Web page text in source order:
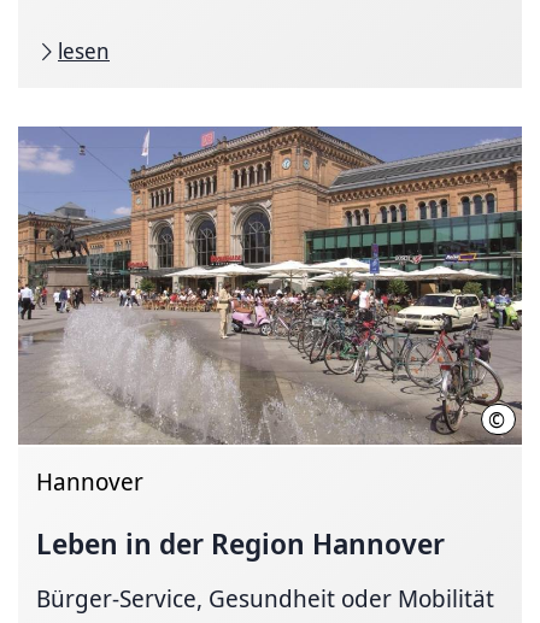
lesen
©
Hannover
Leben in der Region Hannover
Bürger-Service, Gesundheit oder Mobilität